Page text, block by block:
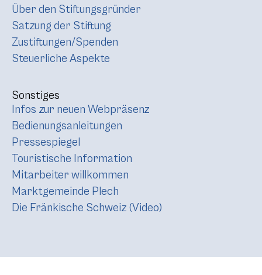
Über den Stiftungsgründer
Satzung der Stiftung
Zustiftungen/Spenden
Steuerliche Aspekte
Sonstiges
Infos zur neuen Webpräsenz
Bedienungsanleitungen
Pressespiegel
Touristische Information
Mitarbeiter willkommen
Marktgemeinde Plech
Die Fränkische Schweiz (Video)